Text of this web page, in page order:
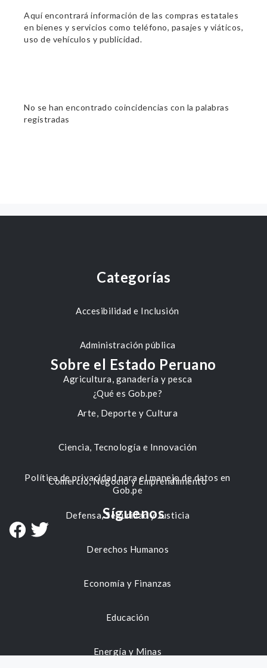
Aquí encontrará información de las compras estatales
en bienes y servicios como teléfono, pasajes y viáticos,
uso de vehículos y publicidad.
No se han encontrado coincidencias con la palabras
registradas
Categorías
Accesibilidad e Inclusión
Administración pública
Agricultura, ganadería y pesca
Arte, Deporte y Cultura
Ciencia, Tecnología e Innovación
Comercio, Negocio y Emprendimiento
Defensa, Seguridad y Justicia
Derechos Humanos
Economía y Finanzas
Educación
Energía y Minas
Sobre el Estado Peruano
¿Qué es Gob.pe?
Política de privacidad para el manejo de datos en
Gob.pe
Síguenos